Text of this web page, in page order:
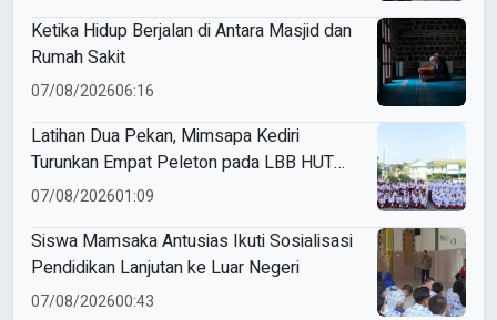
Ketika Hidup Berjalan di Antara Masjid dan
Rumah Sakit
07/08/202606:16
Latihan Dua Pekan, Mimsapa Kediri
Turunkan Empat Peleton pada LBB HUT
Ke-81 RI Kecamatan Pare
07/08/202601:09
Siswa Mamsaka Antusias Ikuti Sosialisasi
Pendidikan Lanjutan ke Luar Negeri
07/08/202600:43